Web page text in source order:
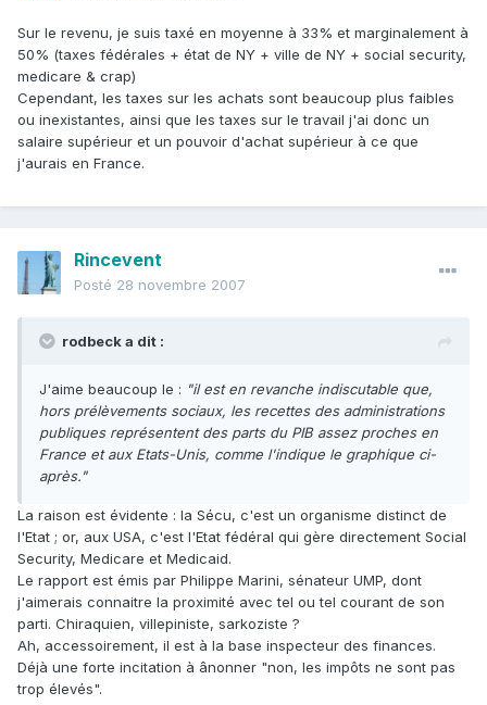
Sur le revenu, je suis taxé en moyenne à 33% et marginalement à
50% (taxes fédérales + état de NY + ville de NY + social security,
medicare & crap)
Cependant, les taxes sur les achats sont beaucoup plus faibles
ou inexistantes, ainsi que les taxes sur le travail j'ai donc un
salaire supérieur et un pouvoir d'achat supérieur à ce que
j'aurais en France.
Rincevent
Posté 28 novembre 2007
rodbeck a dit :
J'aime beaucoup le : "il est en revanche indiscutable que,
hors prélèvements sociaux, les recettes des administrations
publiques représentent des parts du PIB assez proches en
France et aux Etats-Unis, comme l'indique le graphique ci-
après."
La raison est évidente : la Sécu, c'est un organisme distinct de
l'Etat ; or, aux USA, c'est l'Etat fédéral qui gère directement Social
Security, Medicare et Medicaid.
Le rapport est émis par Philippe Marini, sénateur UMP, dont
j'aimerais connaitre la proximité avec tel ou tel courant de son
parti. Chiraquien, villepiniste, sarkoziste ?
Ah, accessoirement, il est à la base inspecteur des finances.
Déjà une forte incitation à ânonner "non, les impôts ne sont pas
trop élevés".